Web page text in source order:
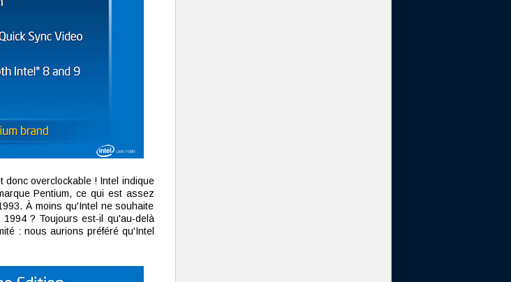
overclockable ! Intel indique
Pentium, ce qui est assez
À moins qu'Intel ne souhaite
? Toujours est-il qu'au-delà
: nous aurions préféré qu'Intel